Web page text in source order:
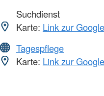
Suchdienst
Karte: Link zur
Tagespflege
Karte: Link zur